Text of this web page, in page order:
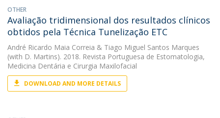
OTHER
Avaliação tridimensional dos resultados clínicos
obtidos pela Técnica Tunelização ETC
André Ricardo Maia Correia & Tiago Miguel Santos Marques
(with D. Martins). 2018. Revista Portuguesa de Estomatologia,
Medicina Dentária e Cirurgia Maxilofacial
DOWNLOAD AND MORE DETAILS